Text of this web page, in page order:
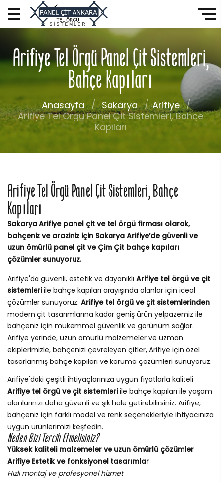
Arifiye Tel Örgü Panel Çit Sistemleri,
Bahçe Kapıları
Anasayfa Sakarya
Arifiye
Arifiye Tel Örgü Panel Çit Sistemleri, Bahçe
Kapıları
Arifiye Tel Örgü Panel Çit Sistemleri, Bahçe
Kapıları
Sakarya Arifiye panel çit ve tel örgü firması olarak,
bahçeniz ve araziniz için Sakarya Arifiye’de güvenli ve
uzun ömürlü panel çit ve Çim Çit bahçe kapıları
çözümler sunuyoruz.
Arifiye'da güvenli, estetik ve dayanıklı Arifiye tel örgü ve çit
sistemleriile bahçe kapıları arayışında olanlar için ideal
çözümler sunuyoruz. Arifiye tel örgü ve çit sistemlerinden
modern çit tasarımlarına kadar geniş ürün yelpazemiz ile
bahçeniz için mükemmel güvenlik ve görünüm sağlar.
Arifiye yerinde, uzun ömürlü malzemeler ve uzman
ekiplerimizle, bahçenizi çevreleyen çitler, Arifiye için özel
tasarlanmış bahçe kapıları ve koruma çözümleri sunuyoruz.
Arifiye'daki çeşitli ihtiyaçlarınıza uygun fiyatlarla kaliteli
Arifiye tel örgü ve çit sistemleriile bahçe kapıları ile yaşam
alanlarınızı daha güvenli ve şık hale getirebilirsiniz. Arifiye,
bahçeniz için farklı model ve renk seçenekleriyle ihtiyacınıza
uygun ürünlerimizi keşfedin.
Neden Bizi Tercih Etmelisiniz?
Yüksek kaliteli malzemeler ve uzun ömürlü çözümler
Arifiye Estetik ve fonksiyonel tasarımlar
Hızlı montaj ve profesyonel hizmet